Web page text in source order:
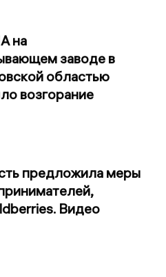
на
заводе в
областью
возгорание
предложила меры
Видео